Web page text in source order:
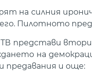
на силния
Пилотното
представи
на
предавания и още: